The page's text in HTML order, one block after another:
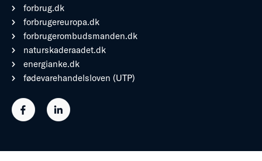
forbrug.dk
forbrugereuropa.dk
forbrugerombudsmanden.dk
naturskaderaadet.dk
energianke.dk
fødevarehandelsloven (UTP)